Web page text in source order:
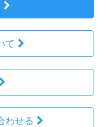
て
わせる